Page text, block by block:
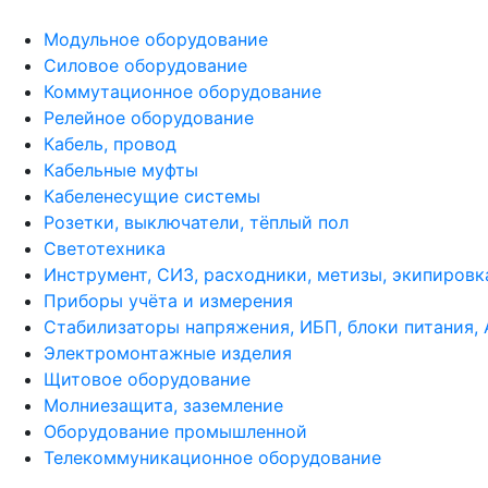
Модульное оборудование
Силовое оборудование
Коммутационное оборудование
Релейное оборудование
Кабель, провод
Кабельные муфты
Кабеленесущие системы
Розетки, выключатели, тёплый пол
Светотехника
Инструмент, СИЗ, расходники, метизы,
Приборы учёта и измерения
Стабилизаторы напряжения, ИБП, блоки питания,
Электромонтажные изделия
Щитовое оборудование
Молниезащита, заземление
Оборудование промышленной
Телекоммуникационное оборудование